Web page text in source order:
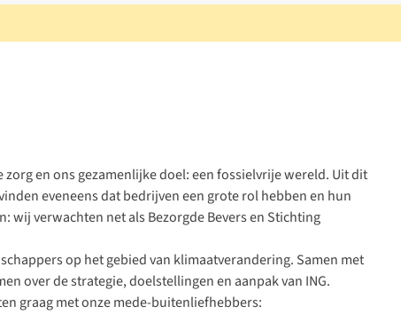
en ons gezamenlijke doel: een fossielvrije wereld. Uit dit
eveneens dat bedrijven een grote rol hebben en hun
wij verwachten net als Bezorgde Bevers en Stichting
op het gebied van klimaatverandering. Samen met
over de strategie, doelstellingen en aanpak van ING.
graag met onze mede-buitenliefhebbers: